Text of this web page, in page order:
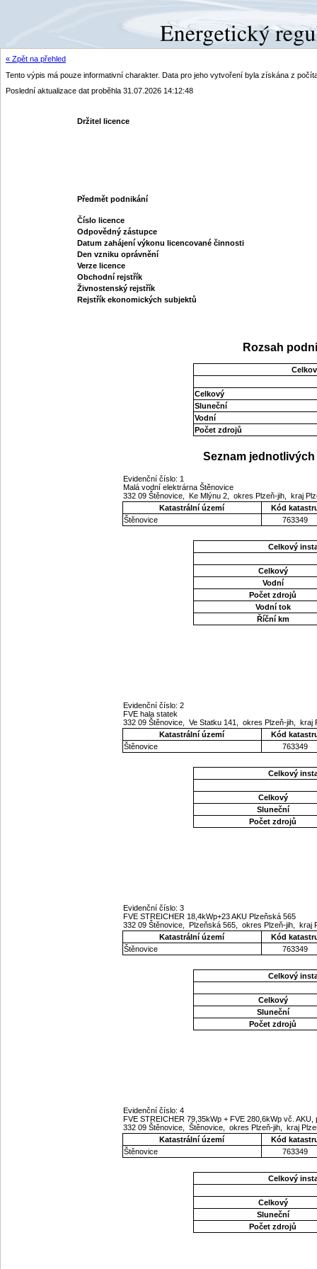
« Zpět na přehled
Tento výpis má pouze informativní charakter. Data pro jeho vytvoření byla získána z
Poslední aktualizace dat proběhla 31.07.2026 14:12:48
Držitel licence
Předmět podnikání
Číslo licence
Odpovědný zástupce
Datum zahájení výkonu licencované činnosti
Den vzniku oprávnění
Verze licence
Obchodní rejstřík
Živnostenský rejstřík
Rejstřík ekonomických subjektů
Rozsah
Celkový
Sluneční
Vodní
Počet zdrojů
Seznam
Evidenční číslo: 1
Malá vodní elektrárna Štěnovice
332 09 Štěnovice, Ke Mlýnu 2, okres Plzeň-jih, kraj
Katastrální území
Kód
Štěnovice
763349
Celkový
Celkový
Vodní
Počet zdrojů
Vodní tok
Říční km
Evidenční číslo: 2
FVE hala statek
332 09 Štěnovice, Ve Statku 141, okres Plzeň-jih, kraj
Katastrální území
Kód
Štěnovice
763349
Celkový
Celkový
Sluneční
Počet zdrojů
Evidenční číslo: 3
FVE STREICHER 18,4kWp+23 AKU Plzeňská 565
332 09 Štěnovice, Plzeňská 565, okres Plzeň-jih, kraj
Katastrální území
Kód
Štěnovice
763349
Celkový
Celkový
Sluneční
Počet zdrojů
Evidenční číslo: 4
FVE STREICHER 79,35kWp + FVE 280,6kWp vč. AKU,
332 09 Štěnovice, Štěnovice, okres Plzeň-jih, kraj
Katastrální území
Kód
Štěnovice
763349
Celkový
Celkový
Sluneční
Počet zdrojů